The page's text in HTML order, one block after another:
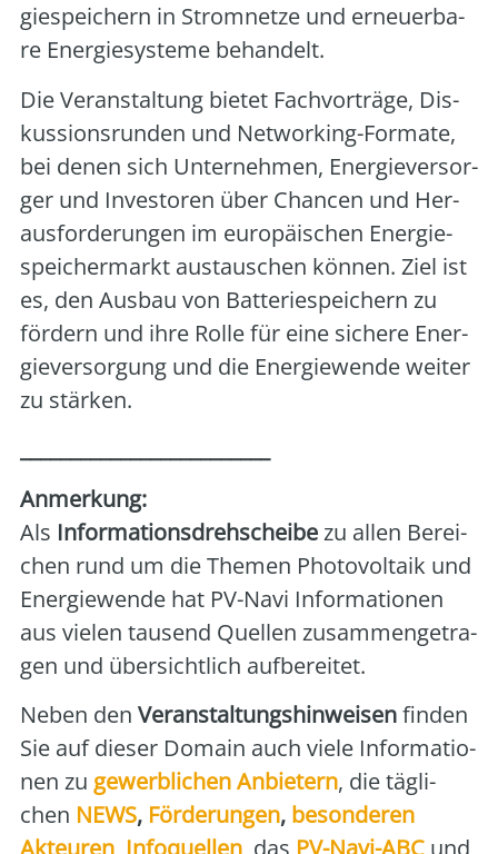
gie­spei­chern in Strom­net­ze und erneu­er­ba­
re Ener­gie­sys­te­me behan­delt.
Die Ver­an­stal­tung bie­tet Fach­vor­trä­ge, Dis­
kus­si­ons­run­den und Net­wor­king-For­ma­te,
bei denen sich Unter­neh­men, Ener­gie­ver­sor­
ger und Inves­to­ren über Chan­cen und Her­
aus­for­de­run­gen im euro­päi­schen Ener­gie­
spei­cher­markt aus­tau­schen kön­nen. Ziel ist
es, den Aus­bau von Bat­te­rie­spei­chern zu
för­dern und ihre Rol­le für eine siche­re Ener­
gie­ver­sor­gung und die Ener­gie­wen­de wei­ter
zu stär­ken.
Anmer­kung:
Als Infor­ma­ti­ons­dreh­schei­bezu allen Berei­
chen rund um die The­men Pho­to­vol­ta­ik und
Ener­gie­wen­de hat PV-Navi Infor­ma­tio­nen
aus vie­len tau­send Quel­len zusam­men­ge­tra­
gen und über­sicht­lich auf­be­rei­tet.
Neben den Ver­an­stal­tungs­hin­wei­senfin­den
Sie auf die­ser Domain auch vie­le Infor­ma­tio­
nen zu gewerb­li­chen Anbie­tern, die täg­li­
chen NEWS, För­de­run­gen, beson­de­ren
Akteu­ren Info­quel­len , das PV-Navi-ABC und